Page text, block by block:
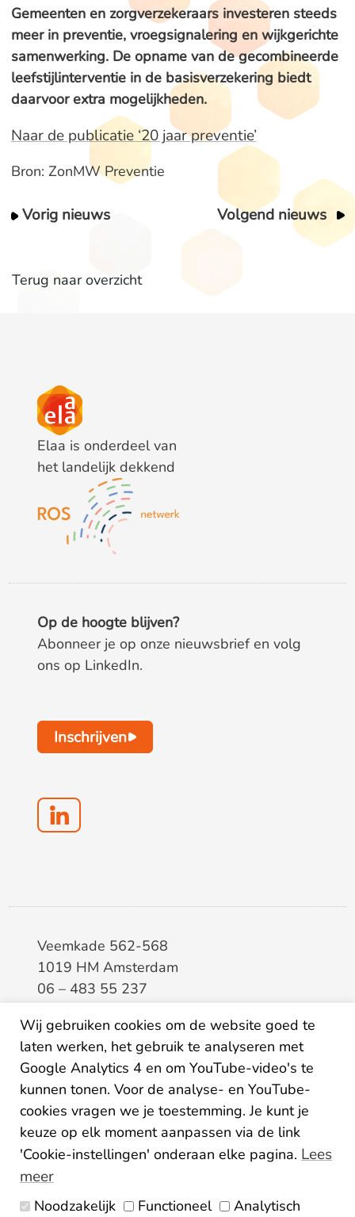
Gemeenten en zorgverzekeraars investeren steeds
meer in preventie, vroegsignalering en wijkgerichte
samenwerking. De opname van de gecombineerde
leefstijlinterventie in de basisverzekering biedt
daarvoor extra mogelijkheden.
Naar de publicatie ‘20 jaar preventie’
Bron: ZonMW Preventie
Vorig nieuws Volgend nieuws
Terug naar overzicht
Elaa is onderdeel van
het landelijk dekkend
Op de hoogte blijven?
Abonneer je op onze nieuwsbrief en volg
ons op LinkedIn.
Inschrijven
Veemkade 562-568
1019 HM Amsterdam
06 – 483 55 237
BTW8133.20.343.B.01
KvK34207150
IBANNL26ABNA0507435125
Wij gebruiken cookies om de website goed te
laten werken, het gebruik te analyseren met
Google Analytics 4 en om YouTube-video's te
kunnen tonen. Voor de analyse- en YouTube-
cookies vragen we je toestemming. Je kunt je
keuze op elk moment aanpassen via de link
'Cookie-instellingen' onderaan elke pagina. Lees
meer
Noodzakelijk Functioneel Analytisch